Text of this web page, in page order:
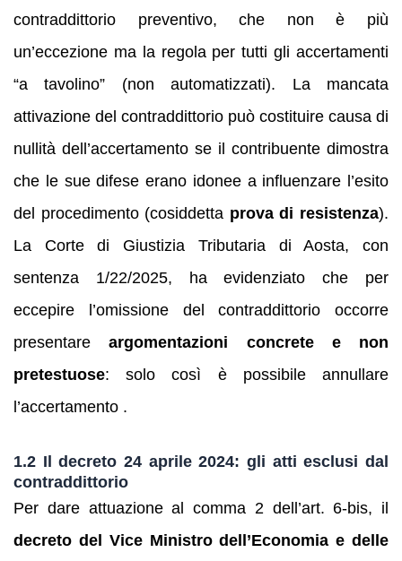
contraddittorio preventivo, che non è più
un’eccezione ma la regola per tutti gli accertamenti
“a tavolino” (non automatizzati). La mancata
attivazione del contraddittorio può costituire causa di
nullità dell’accertamento se il contribuente dimostra
che le sue difese erano idonee a influenzare l’esito
del procedimento (cosiddetta prova di resistenza).
La Corte di Giustizia Tributaria di Aosta, con
sentenza 1/22/2025, ha evidenziato che per
eccepire l’omissione del contraddittorio occorre
presentareargomentazioni concrete e non
pretestuose: solo così è possibile annullare
l’accertamento .
1.2 Il decreto 24 aprile 2024: gli atti esclusi dal
contraddittorio
Per dare attuazione al comma 2 dell’art. 6‑bis, il
decreto del Vice Ministro dell’Economia e delle